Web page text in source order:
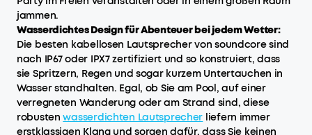
jammen.
Wasserdichtes Design für Abenteuer bei jedem Wetter:
Die besten kabellosen Lautsprecher von soundcore sind
nach IP67 oder IPX7 zertifiziert und so konstruiert, dass
sie Spritzern, Regen und sogar kurzem Untertauchen in
Wasser standhalten. Egal, ob Sie am Pool, auf einer
verregneten Wanderung oder am Strand sind, diese
robustenwasserdichten Lautsprecher liefern immer
erstklassigen Klang und sorgen dafür, dass Sie keinen